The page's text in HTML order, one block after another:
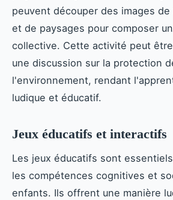
peuvent découper des images de
et de paysages pour composer
collective. Cette activité peut
une discussion sur la protection
l'environnement, rendant
ludique et éducatif.
Jeux éducatifs et interactifs
Les jeux éducatifs sont
les compétences cognitives et
enfants. Ils offrent une manière